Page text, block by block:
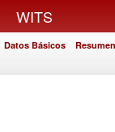
WITS
Datos Básicos Resumen